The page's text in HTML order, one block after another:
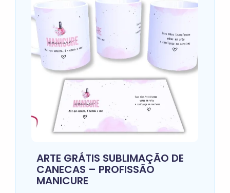
ARTE GRÁTIS SUBLIMAÇÃO DE
CANECAS – PROFISSÃO
MANICURE